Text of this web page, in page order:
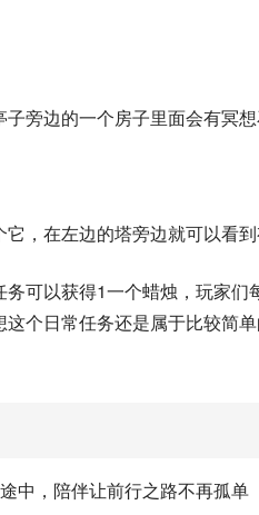
旁边的一个房子里面会有冥想
，在左边的塔旁边就可以看到
可以获得1一个蜡烛，玩家
个日常任务还是属于比较简
中，陪伴让前行之路不再孤单